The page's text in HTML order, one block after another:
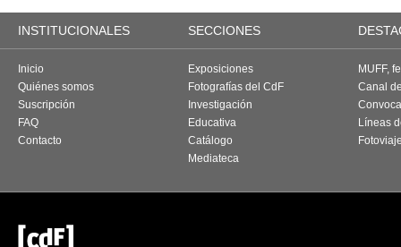
INSTITUCIONALES SECCIONES
Inicio
Quiénes somos
Suscripción
FAQ
Contacto
Exposiciones
Fotografías del CdF
Investigación
Educativa
Catálogo
Mediateca
MUFF,
Canal
Líneas